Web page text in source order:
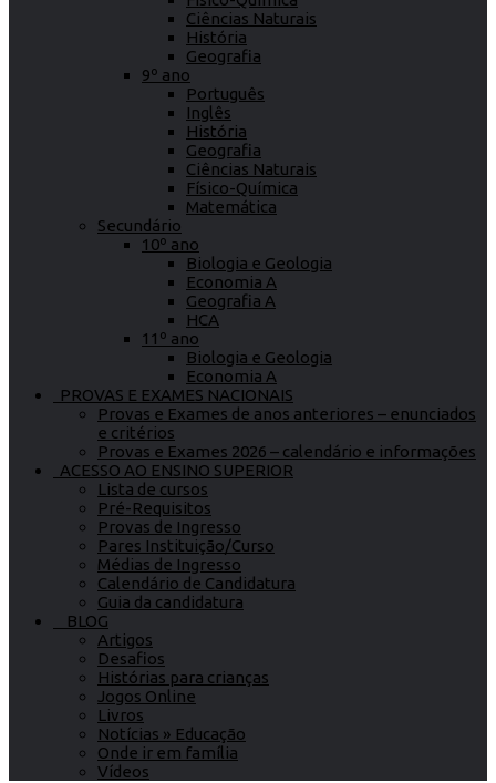
Ciências Naturais
História
Geografia
9º ano
Português
Inglês
História
Geografia
Ciências Naturais
Físico-Química
Matemática
Secundário
10º ano
Biologia e Geologia
Economia A
Geografia A
HCA
11º ano
Biologia e Geologia
Economia A
PROVAS E EXAMES NACIONAIS
Provas e Exames de anos anteriores – enunciados
e critérios
Provas e Exames 2026 – calendário e informações
ACESSO AO ENSINO SUPERIOR
Lista de cursos
Pré-Requisitos
Provas de Ingresso
Pares Instituição/Curso
Médias de Ingresso
Calendário de Candidatura
Guia da candidatura
BLOG
Artigos
Desafios
Histórias para crianças
Jogos Online
Livros
Notícias » Educação
Onde ir em família
Vídeos